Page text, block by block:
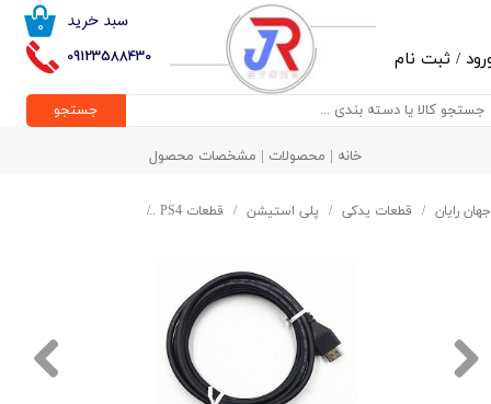
09123588430
۰ سبد خرید
/ ثبت نام
حساب کاربری من
تغییر گذر واژه
جستجو
خانه | محصولات | مشخصات محصول
جهان رایان قطعات یدکی پلی استیشن قطعات PS4